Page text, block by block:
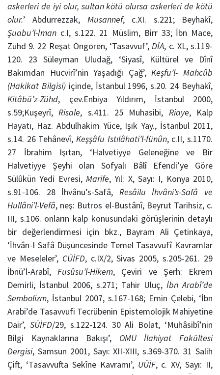
askerleri de iyi olur, sultan kötü olursa askerleri de kötü
olur.’ Abdurrezzak, Musannef, c.XI. s.221; Beyhakî,
Şuabu’l-İman c.I, s.122. 21 Müslim, Birr 33; İbn Mace,
Zühd 9. 22 Reşat Öngören, ‘Tasavvuf’,DİA, c. XL, s.119-
120. 23 Süleyman Uludağ, ‘Siyasî, Kültürel ve Dînî
Bakımdan Hucvirî’nin Yaşadığı Çağ’,Keşfu’l- Mahcûb
(Hakikat Bilgisi)içinde, İstanbul 1996, s.20. 24 Beyhakî,
Kitâbü’z-Zühd, çev.Enbiya Yıldırım, İstanbul 2000,
s.59;Kuşeyrî,Risale, s.411. 25 Muhasibi, Riaye, Kalp
Hayatı, Haz. Abdulhakim Yüce, Işık Yay., İstanbul 2011,
s.14. 26 Tehânevî, Keşşâfu Istılâhati’l-fünûn, c.II, s.1170.
27 İbrahim Işıtan, ‘Halvetiyye Geleneğine ve Bir
Halvetiyye Şeyhi olan Sofyalı Bâlî Efendi’ye Göre
Sülûkün Yedi Evresi, Marife, Yıl: X, Sayı: I, Konya 2010,
s.91-106. 28 İhvânu’s-Safâ, Resâilu İhvâni’s-Safâ ve
Hullâni’l-Vefâ, neş: Butros el-Bustânî, Beyrut Tarihsiz, c.
III, s.106. onların kalp konusundaki görüşlerinin detaylı
bir değerlendirmesi için bkz., Bayram Ali Çetinkaya,
‘İhvân-I Safâ Düşüncesinde Temel Tasavvufî Kavramlar
ve Meseleler’, CÜİFD, c.IX/2, Sivas 2005, s.205-261. 29
İbnü’l-Arabî,Fusûsu’l-Hikem, Çeviri ve Şerh: Ekrem
Demirli, İstanbul 2006, s.271; Tahir Uluç, İbn Arabî’de
Sembolizm, İstanbul 2007, s.167-168; Emin Çelebi, ‘İbn
Arabi’de Tasavvufi Tecrübenin Epistemolojik Mahiyetine
Dair’, SÜİFD/29, s.122-124. 30 Ali Bolat, ‘Muhâsibî’nin
Bilgi Kaynaklarına Bakışı’, OMÜ İlahiyat Fakültesi
Dergisi, Samsun 2001, Sayı: XII-XIII, s.369-370. 31 Salih
Çift, ‘Tasavvufta Sekîne Kavramı’, UÜİF, c. XV, Sayı: II,